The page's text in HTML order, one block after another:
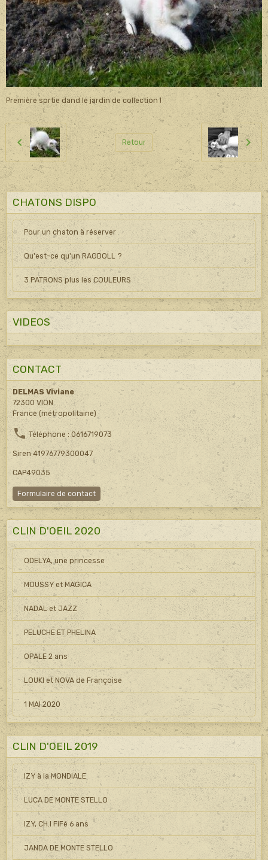
Première sortie dand le jardin de collection !
Retour
CHATONS DISPO
Pour un chaton à réserver
Qu'est-ce qu'un RAGDOLL ?
3 PATRONS plus les COULEURS
VIDEOS
CONTACT
DELMAS Viviane
72300 VION
France (métropolitaine)
Téléphone : 0616719073
Siren 41976779300047
CAP49035
Formulaire de contact
CLIN D'OEIL 2020
ODELYA, une princesse
MOUSSY et MAGICA
NADAL et JAZZ
PELUCHE ET PHELINA
OPALE 2 ans
LOUKI et NOVA de Françoise
1 MAI 2020
CLIN D'OEIL 2019
IZY à la MONDIALE
LUCA DE MONTE STELLO
IZY, CH.I FiFé 6 ans
JANDA DE MONTE STELLO